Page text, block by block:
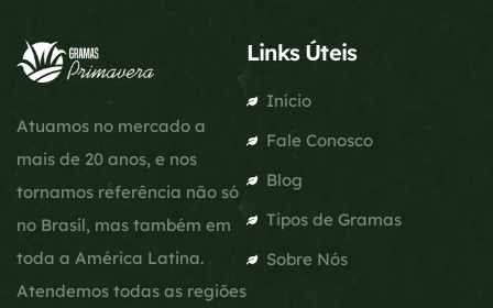
Atuamos no mercado a
mais de 20 anos, e nos
tornamos referência não só
no Brasil, mas também em
toda a América Latina.
Atendemos todas as regiões
Links Úteis
Início
Fale Conosco
Blog
Tipos de Gramas
Sobre Nós